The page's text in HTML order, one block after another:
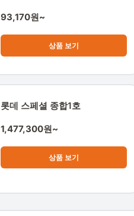
93,170원~
상품 보기
롯데 스페셜 종합1호
1,477,300원~
상품 보기